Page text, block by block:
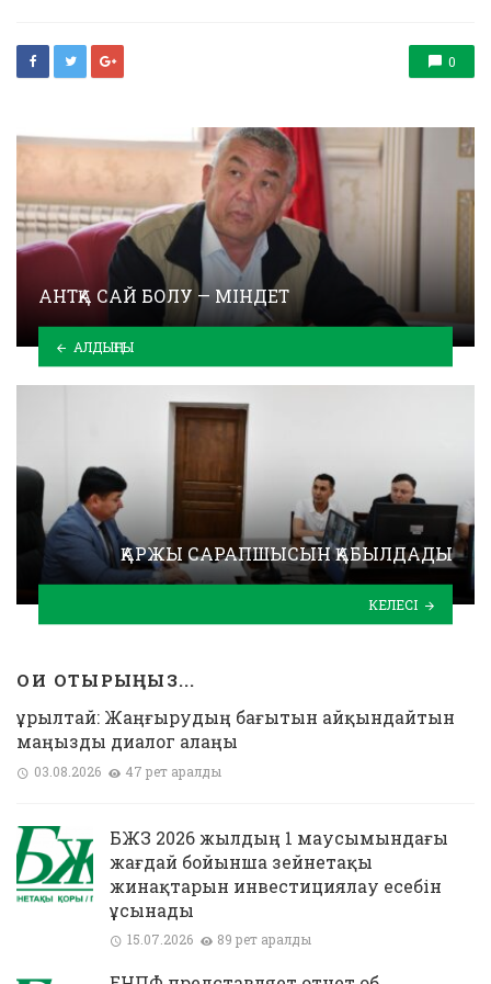
0
АНТҚА САЙ БОЛУ — МІНДЕТ
АЛДЫҢҒЫ
ҚАРЖЫ САРАПШЫСЫН ҚАБЫЛДАДЫ
КЕЛЕСІ
ОҚИ ОТЫРЫҢЫЗ...
Құрылтай: Жаңғырудың бағытын айқындайтын
маңызды диалог алаңы
03.08.2026 47 рет қаралды
БЖЗҚ 2026 жылдың 1 маусымындағы
жағдай бойынша зейнетақы
жинақтарын инвестициялау есебін
ұсынады
15.07.2026 89 рет қаралды